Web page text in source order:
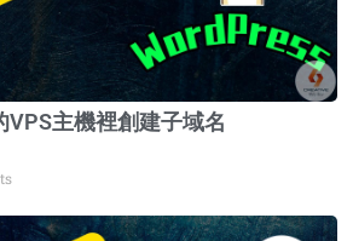
主機裡創建子域名